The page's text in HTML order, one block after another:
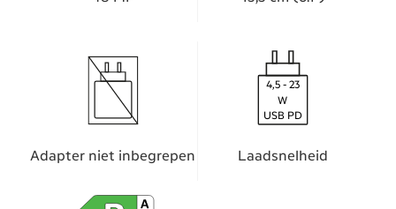
Adapter niet inbegrepen
4,5 - 23
W
USB PD
Laadsnelheid